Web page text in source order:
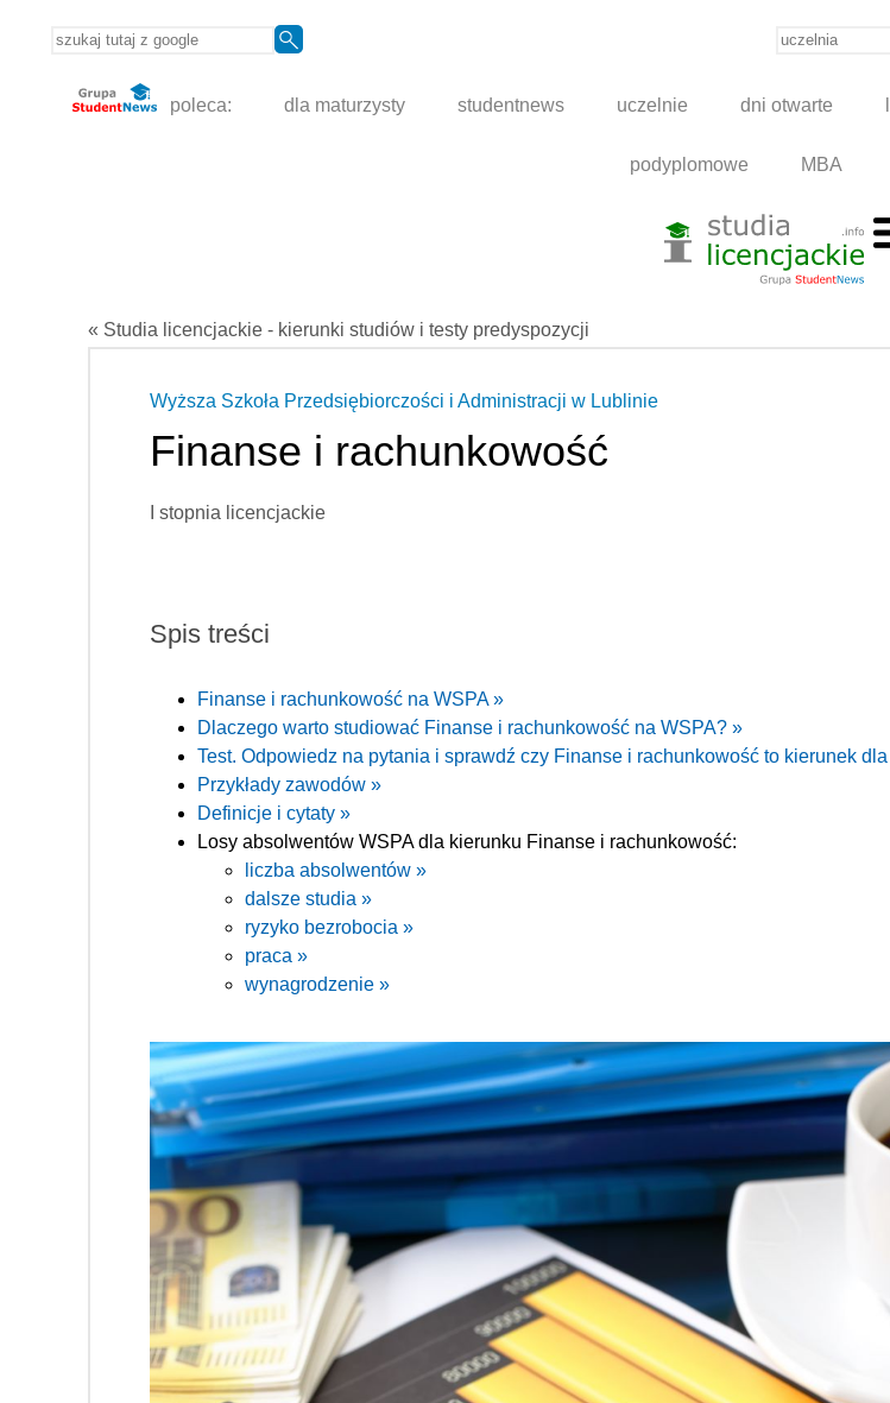
poleca: dla maturzysty studentnews uczelnie dni otwarte
podyplomowe MBA
« Studia licencjackie - kierunki studiów i testy predyspozycji
Wyższa Szkoła Przedsiębiorczości i Administracji w Lublinie
Finanse i rachunkowość
I stopnia licencjackie
Spis treści
Finanse i rachunkowość na WSPA »
Dlaczego warto studiować Finanse i rachunkowość na WSPA? »
Test. Odpowiedz na pytania i sprawdź czy Finanse i rachunkowość to kierunek
Przykłady zawodów »
Definicje i cytaty »
Losy absolwentów WSPA dla kierunku Finanse i rachunkowość:
liczba absolwentów »
dalsze studia »
ryzyko bezrobocia »
praca »
wynagrodzenie »